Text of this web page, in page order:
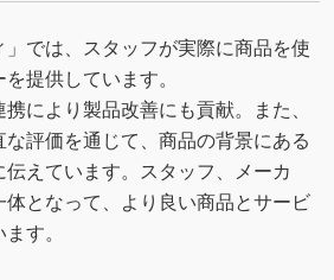
」では、スタッフが実際に商品を使
提供しています。
により製品改善にも貢献。また、
評価を通じて、商品の背景にある
えています。スタッフ、メーカ
となって、より良い商品とサービ
す。